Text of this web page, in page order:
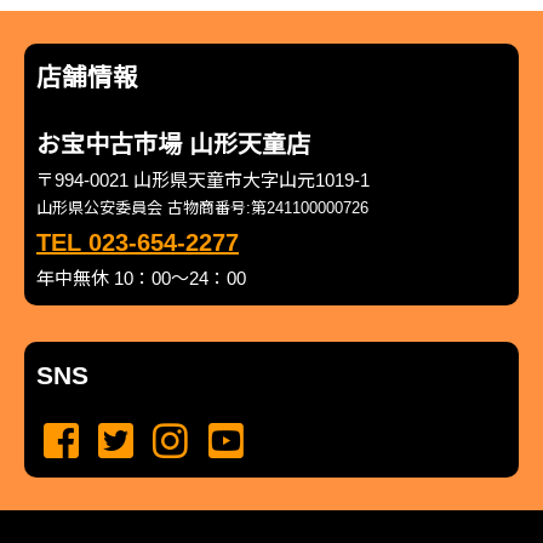
店舗情報
お宝中古市場 山形天童店
〒994-0021 山形県天童市大字山元1019-1
山形県公安委員会 古物商番号:第241100000726
TEL 023-654-2277
年中無休 10：00～24：00
SNS